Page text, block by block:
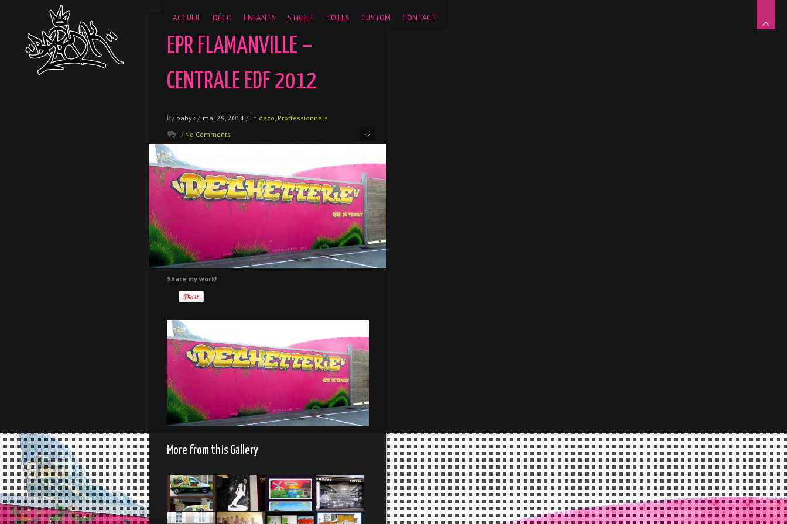
__gaTracker('require', 'displayfeatures'); __gaTracker('send','pageview');
ACCUEIL DÉCO ENFANTS STREET TOILES CUSTOM CONTACT
EPR FLAMANVILLE –
CENTRALE EDF 2012
By babyk / mai 29, 2014 / In deco, Proffessionnels
/ No Comments
Share my work!
More from this Gallery
Habits et
Scène
Atelier
Cherbourg